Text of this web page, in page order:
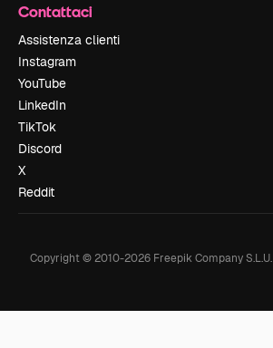
Contattaci
Assistenza clienti
Instagram
YouTube
LinkedIn
TikTok
Discord
X
Reddit
Copyright © 2010-2026Freepik Company S.L.U.